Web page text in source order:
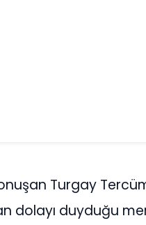
Turgay
dolayı duyduğu